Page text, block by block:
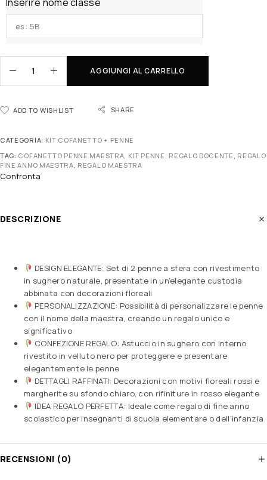
AGGIUNGI AL CARRELLO
ADD TO WISHLIST SHARE
CATEGORIA: KIT COFANETTO + PENNE
TAG: COFANETTO PENNE MAESTRA KIT PENNE REGALO DOCENTE REGALO
FINE ANNO MAESTRA REGALO MAESTRA
Confronta
DESCRIZIONE
DESIGN ELEGANTE: Set di 2 penne a sfera con rivestimento
in sughero naturale, presentate in un’elegante custodia
abbinata con decorazioni floreali
PERSONALIZZAZIONE: Possibilità di personalizzare le penne
con il nome della maestra, creando un regalo unico e
significativo
CONFEZIONE REGALO: Astuccio in sughero con interno
rivestito in velluto nero per proteggere e presentare
elegantemente le penne
DETTAGLI RAFFINATI: Decorazioni con motivi floreali rossi e
margherite su sfondo chiaro, con rifiniture in rosso elegante
IDEA REGALO PERFETTA: Ideale come regalo di fine anno
scolastico per insegnanti di scuola elementare o dell’infanzia
RECENSIONI (0)